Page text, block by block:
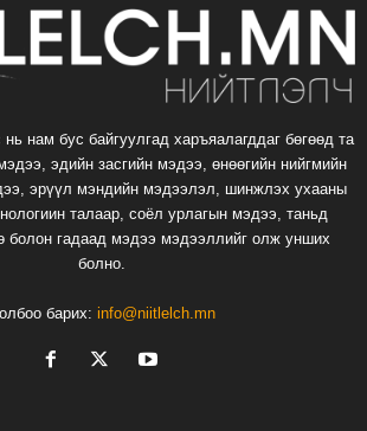
нам бус байгуулгад харъяалагддаг бөгөөд та
эдийн засгийн мэдээ, өнөөгийн нийгмийн
эрүүл мэндийн мэдээлэл, шинжлэх ухааны
талаар, соёл урлагын мэдээ, таньд
болон гадаад мэдээ мэдээллийг олж унших
болно.
барих: info@niitlelch.mn